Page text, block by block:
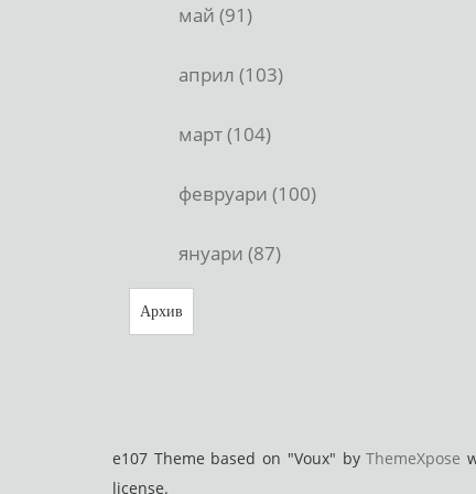
май (91)
април (103)
март (104)
февруари (100)
януари (87)
Архив
e107 Theme based on "Voux" byThemeXpose
license.